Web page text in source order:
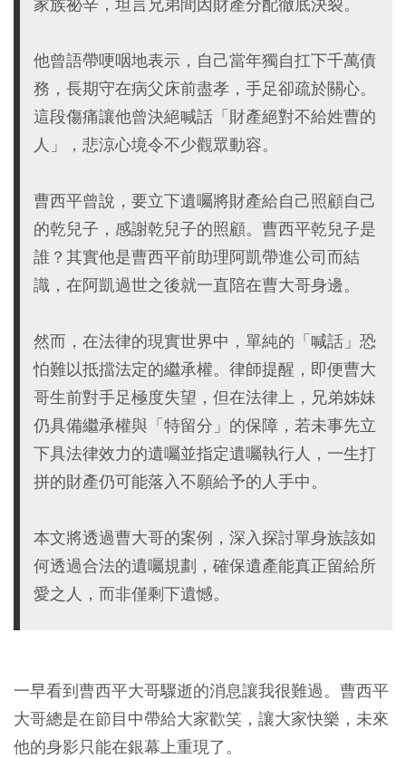
他曾語帶哽咽地表示，自己當年獨自扛下千萬債
務，長期守在病父床前盡孝，手足卻疏於關心。
這段傷痛讓他曾決絕喊話「財產絕對不給姓曹的
人」，悲涼心境令不少觀眾動容。
曹西平曾說，要立下遺囑將財產給自己照顧自己
的乾兒子，感謝乾兒子的照顧。曹西平乾兒子是
誰？其實他是曹西平前助理阿凱帶進公司而結
識，在阿凱過世之後就一直陪在曹大哥身邊。
然而，在法律的現實世界中，單純的「喊話」恐
怕難以抵擋法定的繼承權。律師提醒，即便曹大
哥生前對手足極度失望，但在法律上，兄弟姊妹
仍具備繼承權與「特留分」的保障，若未事先立
下具法律效力的遺囑並指定遺囑執行人，一生打
拼的財產仍可能落入不願給予的人手中。
本文將透過曹大哥的案例，深入探討單身族該如
何透過合法的遺囑規劃，確保遺產能真正留給所
愛之人，而非僅剩下遺憾。
一早看到曹西平大哥驟逝的消息讓我很難過。曹西平
大哥總是在節目中帶給大家歡笑，讓大家快樂，未來
他的身影只能在銀幕上重現了。